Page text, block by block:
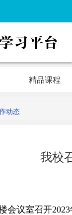
精品课程
动态
我校
会议室召开